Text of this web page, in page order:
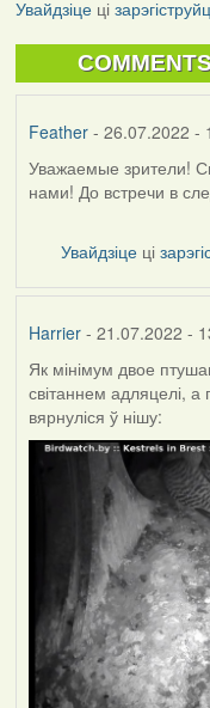
Увайдзіцеці
Feather- 26.07.2022 -
Уважаемые зрители!
нами! До встречи в
Увайдзіце ці
Harrier- 21.07.2022 -
Як мінімум двое
світаннем адляцелі, а
вярнуліся ў нішу: